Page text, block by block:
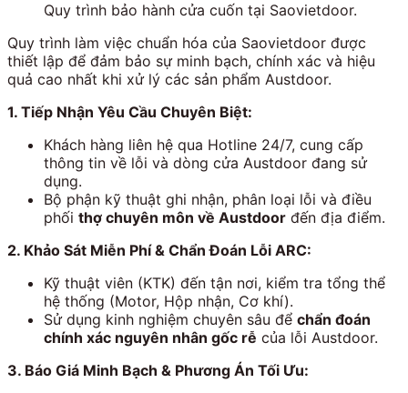
Quy trình bảo hành cửa cuốn tại Saovietdoor.
Quy trình làm việc chuẩn hóa của Saovietdoor được
thiết lập để đảm bảo sự minh bạch, chính xác và hiệu
quả cao nhất khi xử lý các sản phẩm Austdoor.
1. Tiếp Nhận Yêu Cầu Chuyên Biệt:
Khách hàng liên hệ qua Hotline 24/7, cung cấp
thông tin về lỗi và dòng cửa Austdoor đang sử
dụng.
Bộ phận kỹ thuật ghi nhận, phân loại lỗi và điều
phối thợ chuyên môn về Austdoor đến địa điểm.
2. Khảo Sát Miễn Phí & Chẩn Đoán Lỗi ARC:
Kỹ thuật viên (KTK) đến tận nơi, kiểm tra tổng thể
hệ thống (Motor, Hộp nhận, Cơ khí).
Sử dụng kinh nghiệm chuyên sâu để chẩn đoán
chính xác nguyên nhân gốc rễ của lỗi Austdoor.
3. Báo Giá Minh Bạch & Phương Án Tối Ưu: